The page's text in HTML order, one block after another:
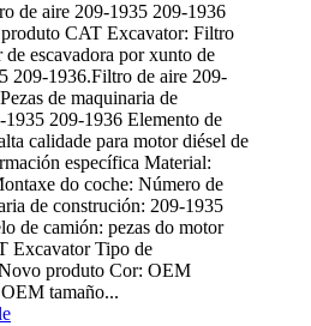
de aire 209-1935 209-1936
produto CAT Excavator: Filtro
de escavadora por xunto de
209-1936.Filtro de aire 209-
de maquinaria de
209-1936 Elemento de
calidade para motor diésel de
específica Material:
do coche: Número de
de construción: 209-1935
de camión: pezas do motor
Excavator Tipo de
produto Cor: OEM
tamaño...